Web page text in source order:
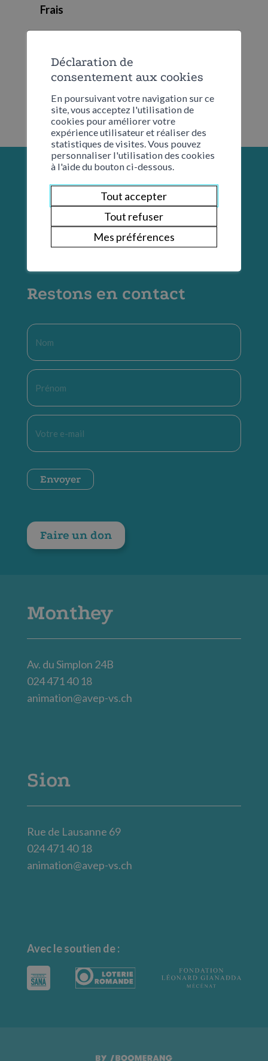
Frais
Restons en contact
Nom
Prénom
E-
mail
CAPTCHA
Envoyer
Faire un don
Monthey
Av. du Simplon 24B
024 471 40 18
animation@avep-vs.ch
Sion
Rue de Lausanne 69
024 471 40 18
animation@avep-vs.ch
Avec le soutien de :
Déclaration de
consentement aux cookies
En poursuivant votre navigation sur ce
site, vous acceptez l'utilisation de
cookies pour améliorer votre
expérience utilisateur et réaliser des
statistiques de visites. Vous pouvez
personnaliser l'utilisation des cookies
à l'aide du bouton ci-dessous.
Tout accepter
Tout refuser
Mes préférences